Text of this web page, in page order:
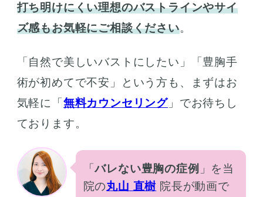
打ち明けにくい理想のバストラインやサイ
ズ感もお気軽にご相談ください。
「自然で美しいバストにしたい」「豊胸手
術が初めてで不安」という方も、まずはお
気軽に「 無料カウンセリング 」でお待ちし
ております。
「バレない豊胸の症例 」を当
院の丸山 直樹 院長が動画で